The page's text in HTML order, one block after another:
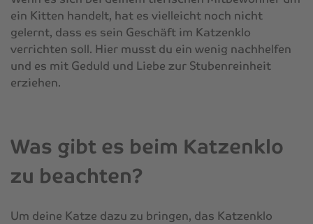
ein Kitten handelt, hat es vielleicht noch nicht
gelernt, dass es sein Geschäft im Katzenklo
verrichten soll. Hier musst du ein wenig nachhelfen
und es mit Geduld und Liebe zur Stubenreinheit
erziehen.
Was gibt es beim Katzenklo
zu beachten?
Um deine Katze dazu zu bringen, das Katzenklo